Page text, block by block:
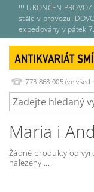
!!! UKONČEN
stále v provozu.
expedovány v pátek
773 868 005 (ve
Maria i
Žádné produkty od
nalezeny....